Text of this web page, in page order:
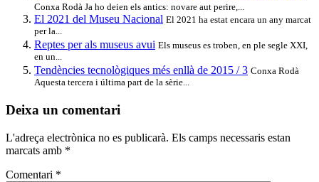
Conxa Rodà Ja ho deien els antics: novare aut perire,...
El 2021 del Museu Nacional El 2021 ha estat encara un any marcat
per la...
Reptes per als museus avui Els museus es troben, en ple segle XXI,
en un...
Tendències tecnològiques més enllà de 2015 / 3 Conxa Rodà
Aquesta tercera i última part de la sèrie...
Deixa un comentari
L'adreça electrònica no es publicarà. Els camps necessaris estan
marcats amb *
Comentari *